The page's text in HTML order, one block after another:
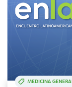
MEDICINA